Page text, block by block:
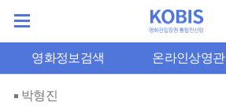
영화정보검색 온라인상영관
박형진